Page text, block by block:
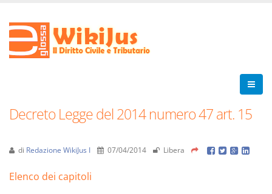
Decreto Legge del 2014 numero 47 art. 15
di Redazione WikiJus I 07/04/2014 Libera
Elenco dei capitoli